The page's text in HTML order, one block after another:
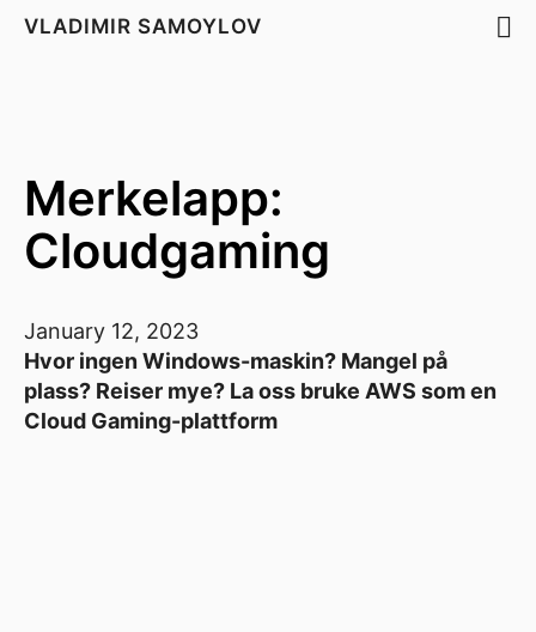
VLADIMIR SAMOYLOV
Merkelapp:
Cloudgaming
January 12, 2023
Hvor ingen Windows-maskin? Mangel på
plass? Reiser mye? La oss bruke AWS som en
Cloud Gaming-plattform